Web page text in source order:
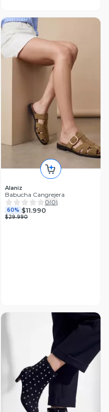
Alaniz
Babucha Cangrejera
0(0)
60% $11.990
$29.990